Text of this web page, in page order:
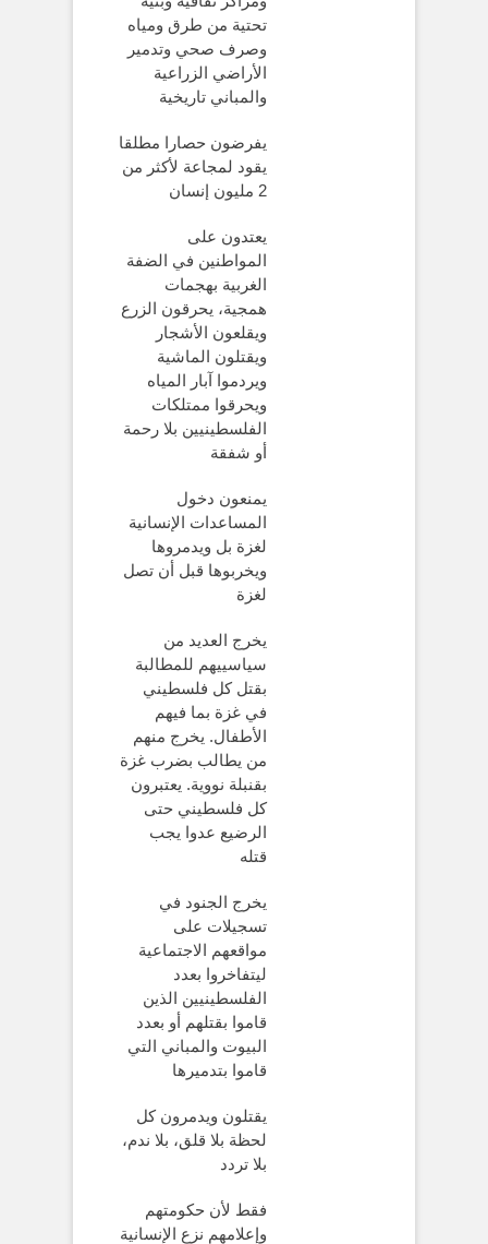
تحتية من طرق ومياه
وصرف صحي وتدمير
الأراضي الزراعية
والمباني تاريخية
يفرضون حصارا مطلقا
يقود لمجاعة لأكثر من
2 مليون إنسان
يعتدون على
المواطنين في الضفة
الغربية بهجمات
همجية، يحرقون الزرع
ويقلعون الأشجار
ويقتلون الماشية
ويردموا آبار المياه
ويحرقوا ممتلكات
الفلسطينيين بلا رحمة
أو شفقة
يمنعون دخول
المساعدات الإنسانية
لغزة بل ويدمروها
ويخربوها قبل أن تصل
لغزة
يخرج العديد من
سياسييهم للمطالبة
بقتل كل فلسطيني
في غزة بما فيهم
الأطفال. يخرج منهم
من يطالب بضرب غزة
بقنبلة نووية. يعتبرون
كل فلسطيني حتى
الرضيع عدوا يجب
قتله
يخرج الجنود في
تسجيلات على
مواقعهم الاجتماعية
ليتفاخروا بعدد
الفلسطينيين الذين
قاموا بقتلهم أو بعدد
البيوت والمباني التي
قاموا بتدميرها
يقتلون ويدمرون كل
لحظة بلا قلق، بلا ندم،
بلا تردد
فقط لأن حكومتهم
وإعلامهم نزع الإنسانية